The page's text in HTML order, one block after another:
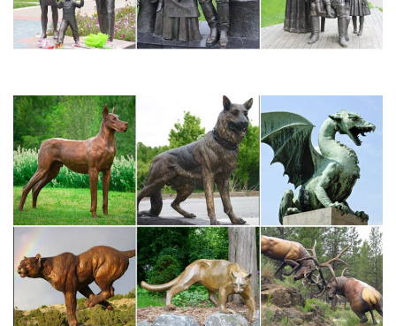
Статуэтки собак в интернет-магазине Для Тебя
Собака – символ 2018. Цветы. да.Статуэтка напольная с
Статуэтка собака — купить в интернет магазине с доставкой
Статуэтка собака — купить или заказать с доставкой в
интернет-магазине на Ярмарке Мастеров. Ежедневное
пополнение каталога авторских работ. Всегда актуальные
отзывы и цены.
Статуэтки собак – купить в Москве в интернет-магазине
PSYCHEDELYC ДЕТИ ЖИВОТНЫЕ Символ 2018 года
Статуэтки.Интернет-магазин "МегаТерем" предлагает купить
статуэтки собак. При заказе от 4990 рублей предоставляется
бесплатная доставка по Москве (в пределах МКАД) и Санкт-
Петербургу.